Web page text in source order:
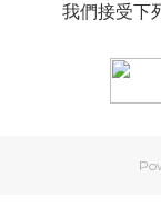
我們接受下